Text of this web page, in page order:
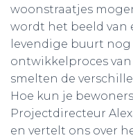
woonstraatjes
wordt het beeld van
levendige buurt
ontwikkelproces
smelten de
Hoe kun je
Projectdirecteur
en vertelt ons over